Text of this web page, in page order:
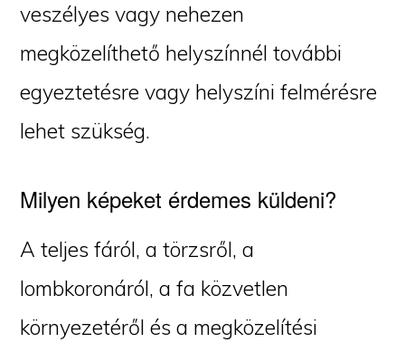
veszélyes vagy nehezen
megközelíthető helyszínnél további
egyeztetésre vagy helyszíni felmérésre
lehet szükség.
Milyen képeket érdemes küldeni?
A teljes fáról, a törzsről, a
lombkoronáról, a fa közvetlen
környezetéről és a megközelítési